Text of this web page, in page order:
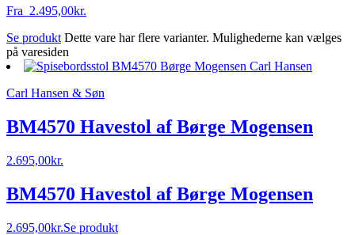
Fra 2.495,00kr.
Se produkt Dette vare har flere varianter. Mulighederne kan vælges
på varesiden
Carl Hansen & Søn
BM4570 Havestol af Børge Mogensen
2.695,00kr.
BM4570 Havestol af Børge Mogensen
2.695,00kr.Se produkt